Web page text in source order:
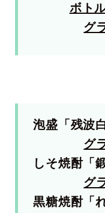
ボト
グ
泡盛「残波白
グ
しそ焼酎「
グ
黒糖焼酎「